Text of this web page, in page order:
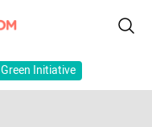
Green Initiative